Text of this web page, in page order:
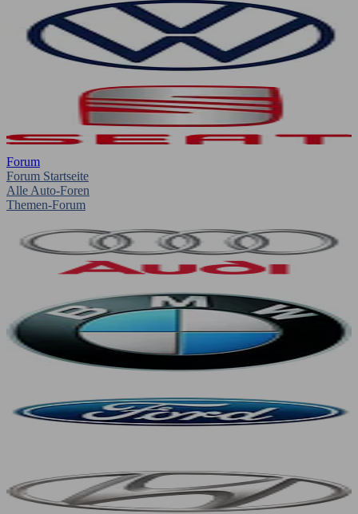
Forum
Forum Startseite
Alle Auto-Foren
Themen-Forum